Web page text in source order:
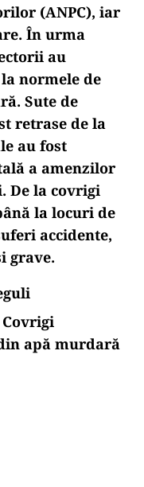
(ANPC), iar
În urma
au
normele de
Sute de
retrase de la
au fost
a amenzilor
De la covrigi
la locuri de
accidente,
grave.
Covrigi
apă murdară